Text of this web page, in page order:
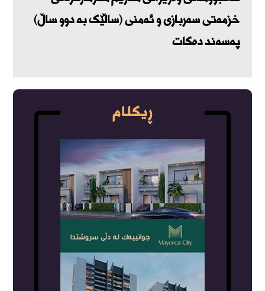
خزمەتی سەربازی و ئەمنی (ساڵێک بە دوو ساڵ)
پەسەند دەکات
ڕیکلام